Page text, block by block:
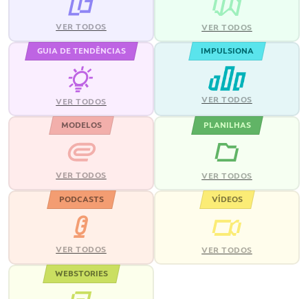
VER TODOS VER TODOS
GUIA DE TENDÊNCIAS
VER TODOS
IMPULSIONA
VER TODOS
MODELOS
VER TODOS
PLANILHAS
VER TODOS
PODCASTS
VER TODOS
VÍDEOS
VER TODOS
WEBSTORIES